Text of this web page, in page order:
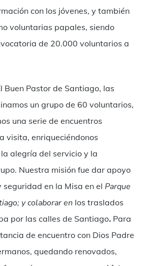
con los jóvenes, y también
voluntarias papales, siendo
de 20.000 voluntarios a
Buen Pastor de Santiago, las
un grupo de 60 voluntarios,
una serie de encuentros
visita, enriqueciéndonos
alegría del servicio y la
Nuestra misión fue dar apoyo
en la Misa en el Parque
; y colaborar en los traslados
por las calles de Santiago. Para
de encuentro con Dios Padre
quedando renovados,